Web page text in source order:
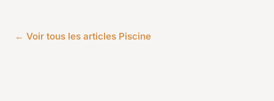
← Voir tous les articles Piscine